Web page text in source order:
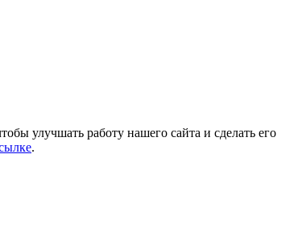
улучшать работу нашего сайта и сделать его
.